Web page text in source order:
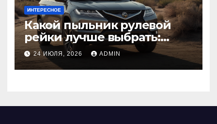
ИНТЕРЕСНОЕ
Какой пыльник рулевой
рейки лучше выбрать:
оригинальный или аналог,
резина или полиуретан
24 ИЮЛЯ, 2026 ADMIN